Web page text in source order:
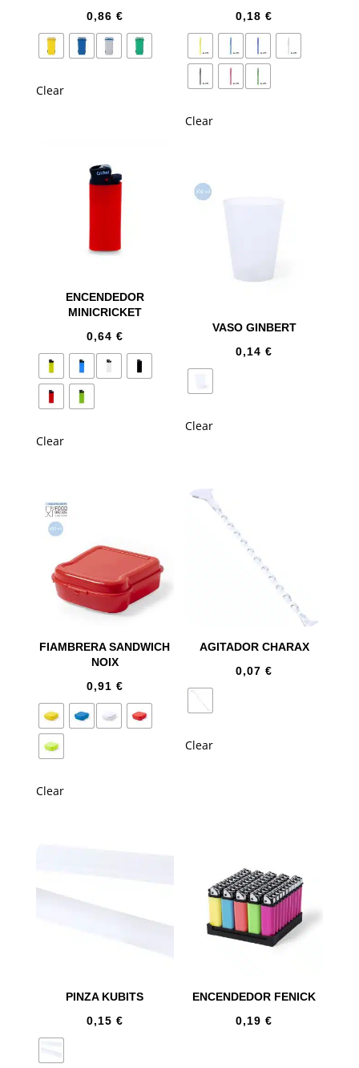
0,86 €
Clear
0,18€
Clear
ENCENDEDOR
MINICRICKET
0,64 €
Clear
VASO GINBERT
0,14€
Clear
FIAMBRERA SANDWICH
NOIX
0,91 €
Clear
AGITADOR CHARAX
0,07€
Clear
PINZA KUBITS
0,15 €
ENCENDEDOR FENICK
0,19€